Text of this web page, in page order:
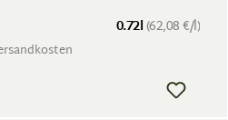
0.72l (62,08 €/l)